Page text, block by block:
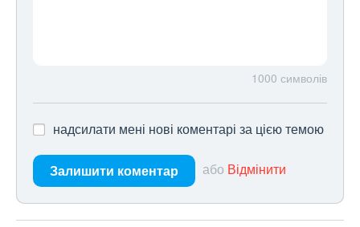
1000 символів
надсилати мені нові коментарі за цією темою
Залишити коментар або Відмінити